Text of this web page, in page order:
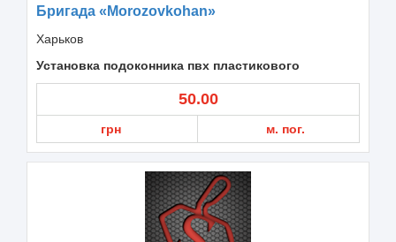
Бригада «Morozovkohan»
Харьков
Установка подоконника пвх пластикового
50.00
грн м. пог.